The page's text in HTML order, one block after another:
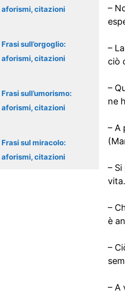
–
–
ciò
–
ne
– A
–
–
è
–
– A
aforismi, citazioni
Frasi sull’orgoglio:
aforismi, citazioni
Frasi sull’umorismo:
aforismi, citazioni
Frasi sul miracolo:
aforismi, citazioni